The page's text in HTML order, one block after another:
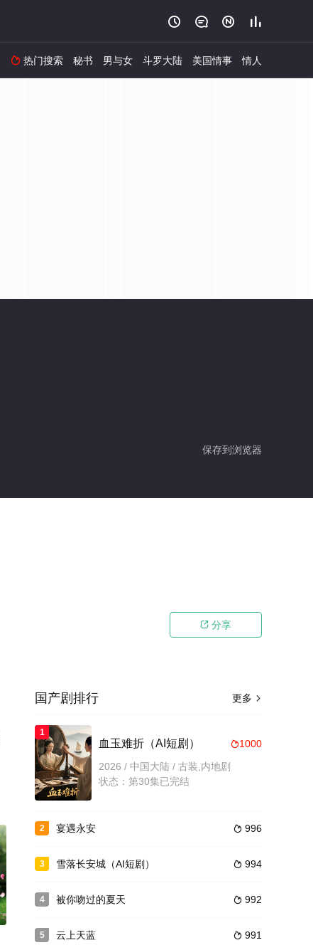
   
 热门搜索 秘书 男与女 斗罗大陆 美国情事 情人
保存到浏览器
 分享
更多 
国产剧排行
1
1000
血玉难折（AI短剧）
2026 / 中国大陆 / 古装,内地剧
状态：第30集已完结
2  996
宴遇永安
3  994
雪落长安城（AI短剧）
4  992
被你吻过的夏天
5  991
云上天蓝